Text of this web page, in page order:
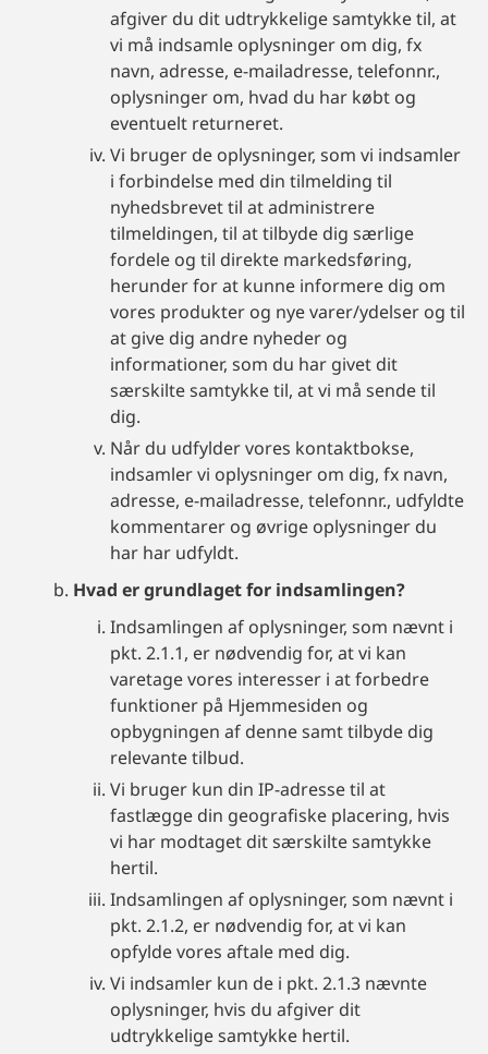
afgiver du dit udtrykkelige samtykke til, at
vi må indsamle oplysninger om dig, fx
navn, adresse, e-mailadresse, telefonnr.,
oplysninger om, hvad du har købt og
eventuelt returneret.
Vi bruger de oplysninger, som vi indsamler
i forbindelse med din tilmelding til
nyhedsbrevet til at administrere
tilmeldingen, til at tilbyde dig særlige
fordele og til direkte markedsføring,
herunder for at kunne informere dig om
vores produkter og nye varer/ydelser og til
at give dig andre nyheder og
informationer, som du har givet dit
særskilte samtykke til, at vi må sende til
dig.
Når du udfylder vores kontaktbokse,
indsamler vi oplysninger om dig, fx navn,
adresse, e-mailadresse, telefonnr., udfyldte
kommentarer og øvrige oplysninger du
har har udfyldt.
Hvad er grundlaget for indsamlingen?
Indsamlingen af oplysninger, som nævnt i
pkt. 2.1.1, er nødvendig for, at vi kan
varetage vores interesser i at forbedre
funktioner på Hjemmesiden og
opbygningen af denne samt tilbyde dig
relevante tilbud.
Vi bruger kun din IP-adresse til at
fastlægge din geografiske placering, hvis
vi har modtaget dit særskilte samtykke
hertil.
Indsamlingen af oplysninger, som nævnt i
pkt. 2.1.2, er nødvendig for, at vi kan
opfylde vores aftale med dig.
Vi indsamler kun de i pkt. 2.1.3 nævnte
oplysninger, hvis du afgiver dit
udtrykkelige samtykke hertil.